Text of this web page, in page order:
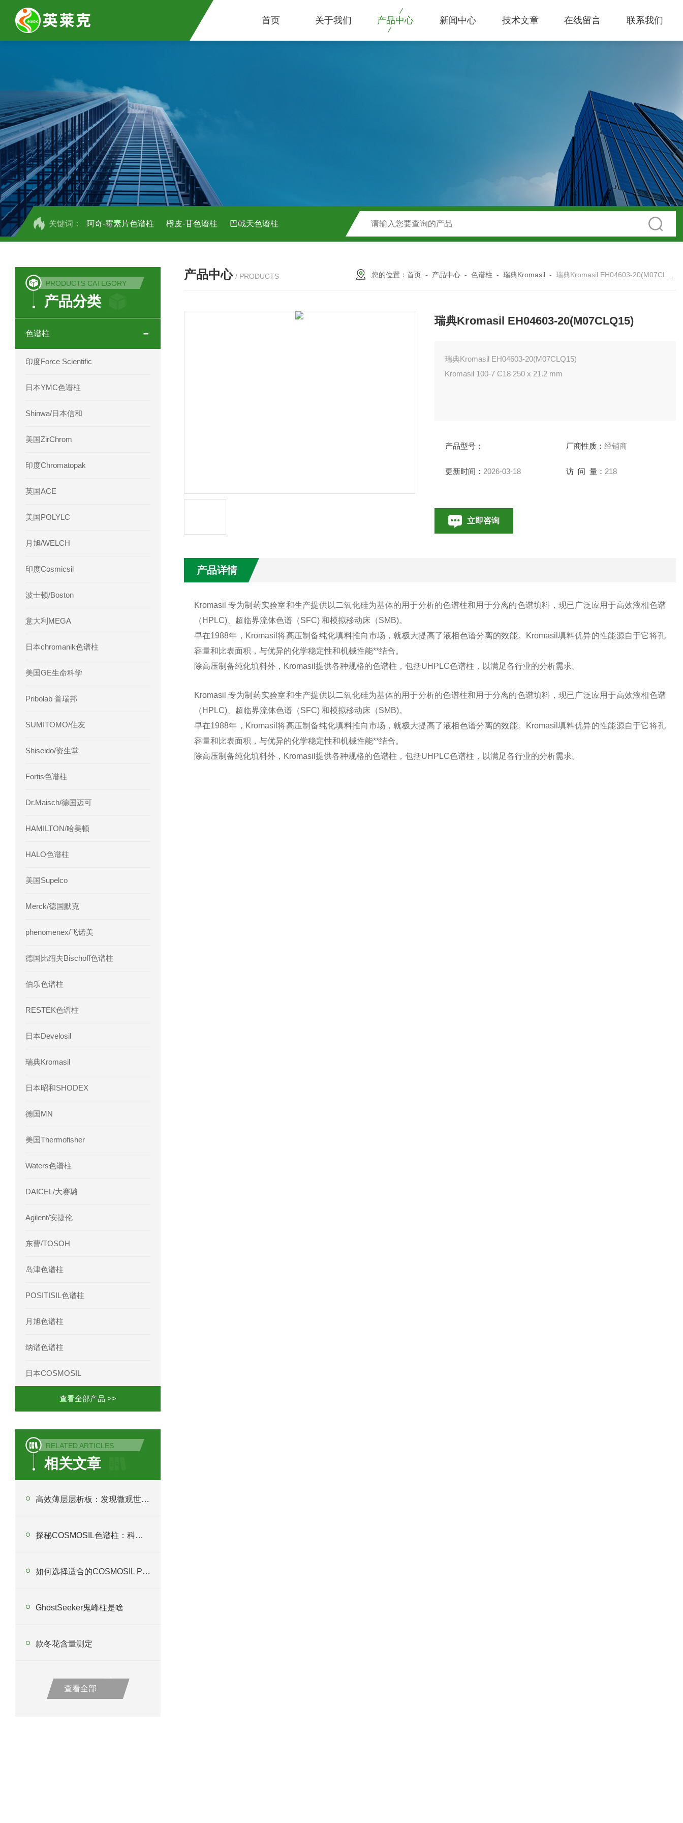
首页 关于我们 产品中心 新闻中心 技术文章 在线留言 联系我们
关键词： 阿奇-霉素片色谱柱 橙皮-苷色谱柱 巴戟天色谱柱
COSMOSIL 1.8PBr五溴苯基色谱柱 COSMOSIL 1.8PBr色谱柱
菟丝子 柠檬黄色谱柱
印度Force Scientific Rubitas色谱柱
PRODUCTS CATEGORY
产品分类
色谱柱
印度Force Scientific
日本YMC色谱柱
Shinwa/日本信和
美国ZirChrom
印度Chromatopak
英国ACE
美国POLYLC
月旭/WELCH
印度Cosmicsil
波士顿/Boston
意大利MEGA
日本chromanik色谱柱
美国GE生命科学
Pribolab 普瑞邦
SUMITOMO/住友
Shiseido/资生堂
Fortis色谱柱
Dr.Maisch/德国迈可
HAMILTON/哈美顿
HALO色谱柱
美国Supelco
Merck/德国默克
phenomenex/飞诺美
德国比绍夫Bischoff色谱柱
伯乐色谱柱
RESTEK色谱柱
日本Develosil
瑞典Kromasil
日本昭和SHODEX
德国MN
美国Thermofisher
Waters色谱柱
DAICEL/大赛璐
Agilent/安捷伦
东曹/TOSOH
岛津色谱柱
POSITISIL色谱柱
月旭色谱柱
纳谱色谱柱
日本COSMOSIL
查看全部产品 >>
RELATED ARTICLES
相关文章
高效薄层层析板：发现微观世界的钥匙
探秘COSMOSIL色谱柱：科学分析的精准产品
如何选择适合的COSMOSIL PBR色谱柱以优化分析过程？
GhostSeeker鬼峰柱是啥
款冬花含量测定
查看全部
产品中心 / PRODUCTS 您的位置：首页 - 产品中心 -色谱柱 -瑞典Kromasil -瑞典Kromasil EH04603-20(M07CLQ15)
瑞典Kromasil EH04603-20(M07CLQ15)
瑞典Kromasil EH04603-20(M07CLQ15)
Kromasil 100-7 C18 250 x 21.2 mm
产品型号： 厂商性质： 经销商
更新时间： 2026-03-18 访 问 量： 218
立即咨询
产品详情
Kromasil 专为制药实验室和生产提供以二氧化硅为基体的用于分析的色谱柱和用于分离的色谱填料，现已广泛应用于高效液相色谱
（HPLC)、超临界流体色谱（SFC) 和模拟移动床（SMB)。
早在1988年，Kromasil将高压制备纯化填料推向市场，就极大提高了液相色谱分离的效能。Kromasil填料优异的性能源自于它将孔
容量和比表面积，与优异的化学稳定性和机械性能**结合。
除高压制备纯化填料外，Kromasil提供各种规格的色谱柱，包括UHPLC色谱柱，以满足各行业的分析需求。
Kromasil 专为制药实验室和生产提供以二氧化硅为基体的用于分析的色谱柱和用于分离的色谱填料，现已广泛应用于高效液相色谱
（HPLC)、超临界流体色谱（SFC) 和模拟移动床（SMB)。
早在1988年，Kromasil将高压制备纯化填料推向市场，就极大提高了液相色谱分离的效能。Kromasil填料优异的性能源自于它将孔
容量和比表面积，与优异的化学稳定性和机械性能**结合。
除高压制备纯化填料外，Kromasil提供各种规格的色谱柱，包括UHPLC色谱柱，以满足各行业的分析需求。